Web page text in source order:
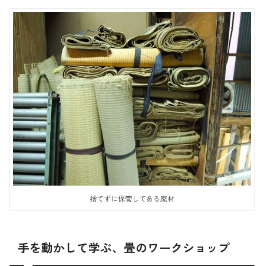
捨てずに保管してある廃材
手を動かして学ぶ、畳のワークショップ